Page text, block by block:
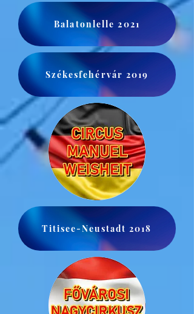
Balatonlelle 2021
Székesfehérvár 2019
Titisee-Neustadt 2018